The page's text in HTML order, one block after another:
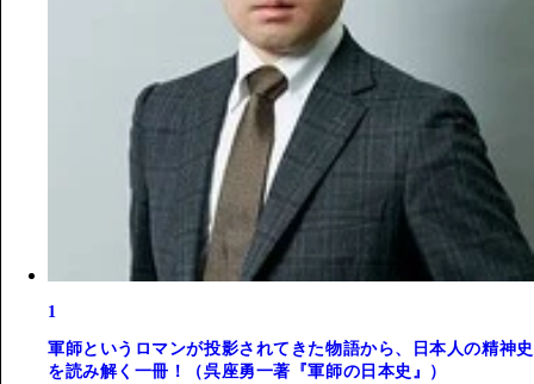
1
軍師というロマンが投影されてきた物語から、日本人の精神史
を読み解く一冊！（呉座勇一著『軍師の日本史』）